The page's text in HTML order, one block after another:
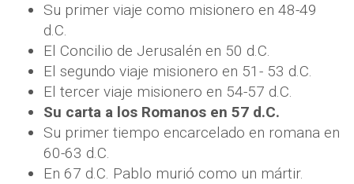
Su primer viaje como misionero en 48-49
d.C.
El Concilio de Jerusalén en 50 d.C.
El segundo viaje misionero en 51- 53 d.C.
El tercer viaje misionero en 54-57 d.C.
Su carta a los Romanos en 57 d.C.
Su primer tiempo encarcelado en romana en
60-63 d.C.
En 67 d.C. Pablo murió como un mártir.